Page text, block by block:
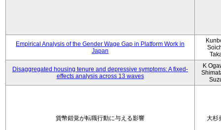
Empirical Analysis of the Gender Wage Gap in Platform Work in
Japan
Disaggregated housing tenure and depressive symptoms: A fixed-
effects analysis across 13 waves
K
貨幣錯覚が転職行動に与える影響 大杉